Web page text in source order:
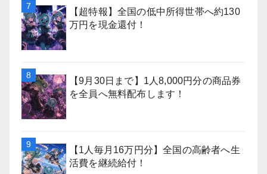
【超特報】全国の低中所得世帯へ約130
万円を現金還付！
【9月30日まで】1人8,000円分の商品券
を全員へ無料配布します！
【1人毎月16万円分】全国の高齢者へ生
活費を継続給付！